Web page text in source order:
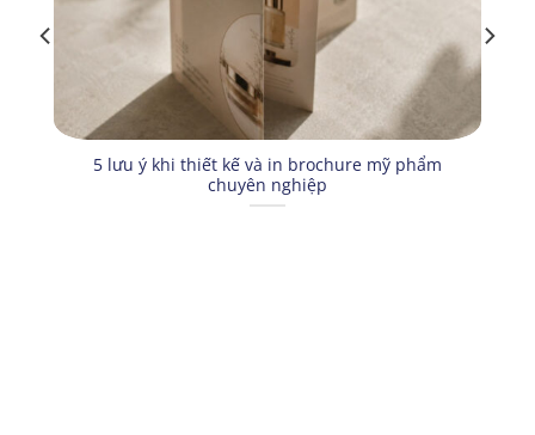
5 lưu ý khi thiết kế và in brochure mỹ phẩm
chuyên nghiệp